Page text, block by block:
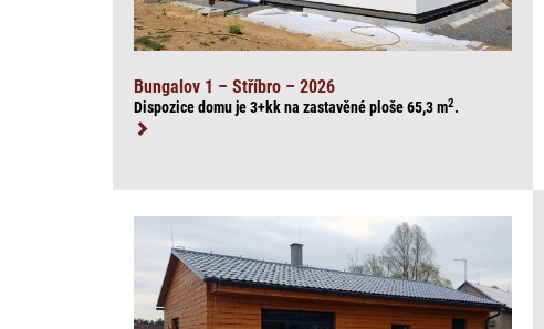
Bungalov 1 – Stříbro – 2026
Dispozice domu je 3+kk na zastavěné ploše 65,3m2.